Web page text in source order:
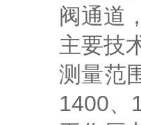
阀通道
主要技
测量范
1400、